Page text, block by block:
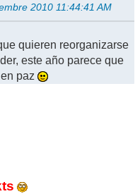
2010 11:44:41 AM
quieren reorganizarse
este año parece que
paz